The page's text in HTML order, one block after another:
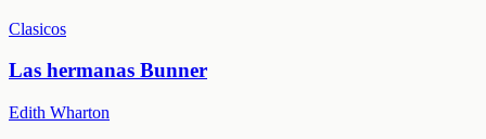
Clasicos
Las hermanas Bunner
Edith Wharton